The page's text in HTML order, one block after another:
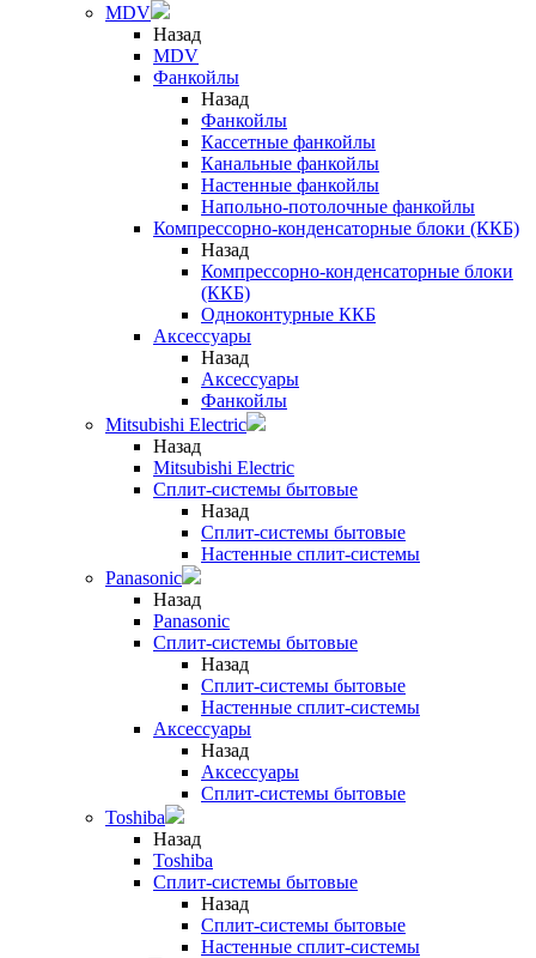
MDV
Назад
MDV
Фанкойлы
Назад
Фанкойлы
Кассетные фанкойлы
Канальные фанкойлы
Настенные фанкойлы
Напольно-потолочные фанкойлы
Компрессорно-конденсаторные блоки (ККБ)
Назад
Компрессорно-конденсаторные блоки
(ККБ)
Одноконтурные ККБ
Аксессуары
Назад
Аксессуары
Фанкойлы
Mitsubishi Electric
Назад
Mitsubishi Electric
Сплит-системы бытовые
Назад
Сплит-системы бытовые
Настенные сплит-системы
Panasonic
Назад
Panasonic
Сплит-системы бытовые
Назад
Сплит-системы бытовые
Настенные сплит-системы
Аксессуары
Назад
Аксессуары
Сплит-системы бытовые
Toshiba
Назад
Toshiba
Сплит-системы бытовые
Назад
Сплит-системы бытовые
Настенные сплит-системы